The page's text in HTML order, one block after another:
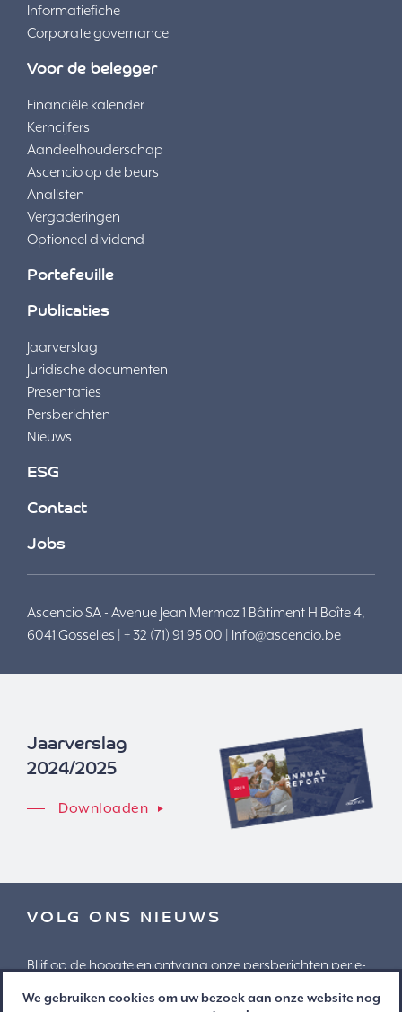
Informatiefiche
Corporate governance
Voor de belegger
Financiële kalender
Kerncijfers
Aandeelhouderschap
Ascencio op de beurs
Analisten
Vergaderingen
Optioneel dividend
Portefeuille
Publicaties
Jaarverslag
Juridische documenten
Presentaties
Persberichten
Nieuws
ESG
Contact
Jobs
Ascencio SA - Avenue Jean Mermoz 1 Bâtiment H Boîte 4,
6041 Gosselies | + 32 (71) 91 95 00 | Info@ascencio.be
Jaarverslag
2024/2025
Downloaden
VOLG ONS NIEUWS
Blijf op de hoogte en ontvang onze persberichten per e-
We gebruiken cookies om uw bezoek aan onze website nog